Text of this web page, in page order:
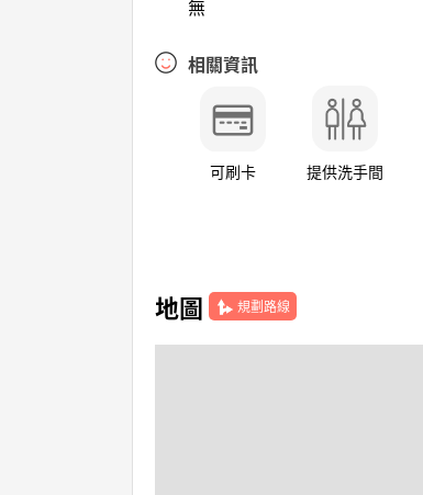
無
相關資訊
可刷卡 提供洗手間
地圖 規劃路線